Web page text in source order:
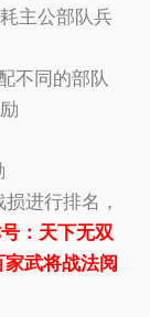
主公部队兵
不同的部队
进行排名，
：天下无双
家武将战法阅